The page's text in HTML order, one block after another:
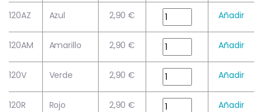
120AZ Azul 2,90 € Añadir
120AM Amarillo 2,90 € Añadir
120V Verde 2,90 € Añadir
120R Rojo 2,90 € Añadir